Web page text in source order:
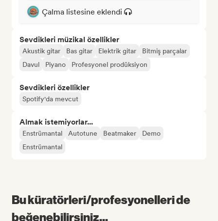
Çalma listesine eklendi
Sevdikleri müzikal özellikler
Akustik gitar Bas gitar Elektrik gitar
Bitmiş parçalar
Davul
Piyano Profesyonel prodüksiyon
Sevdikleri özellikler
Spotify'da mevcut
Almak istemiyorlar...
Enstrümantal Autotune Beatmaker
Demo
Enstrümantal
Bu küratörleri/profesyonelleri de
beğenebilirsiniz...